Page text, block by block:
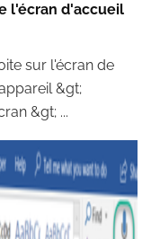
l'écran d'accueil
sur l'écran de
&gt;
&gt; ...